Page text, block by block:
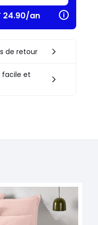
24.90/an​
de retour
facile et